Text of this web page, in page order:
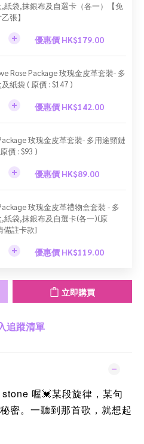
紙袋,抹銀布及自選卡（各一）【免
張】
優惠價 HK$179.00
Rose Package 玫瑰金皮革套裝- 多
紙袋 ( 原價 : $147 )
優惠價 HK$142.00
玫瑰金皮革套裝- 多用途頸鏈
價 : $93 )
優惠價 HK$89.00
玫瑰金皮革禮物盒套裝 - 多
紙袋,抹銀布及自選卡(各一)(原
備註卡款]
優惠價 HK$119.00
立即購買
追蹤清單
喔💓某段旋律，某句
密。一聽到那首歌，就想起